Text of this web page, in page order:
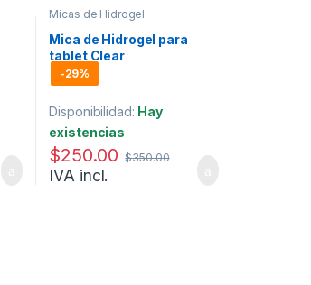
Micas de Hidrogel
Mica de Hidrogel para
tablet Clear
-29%
Disponibilidad: Hay
existencias
$250.00 $350.00
IVA incl.